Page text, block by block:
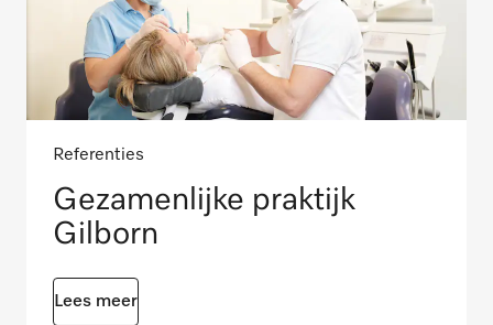
Referenties
Gezamenlijke praktijk
Gilborn
Lees meer